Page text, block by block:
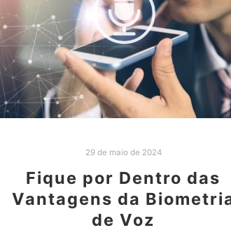
29 de maio de 2024
Fique por Dentro das
Vantagens da
de Voz